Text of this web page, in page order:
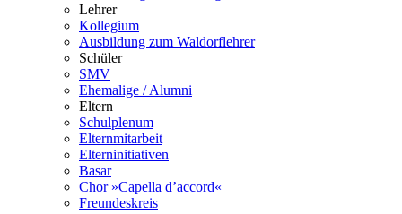
Lehrer
Kollegium
Ausbildung zum Waldorflehrer
Schüler
SMV
Ehemalige / Alumni
Eltern
Schulplenum
Elternmitarbeit
Elterninitiativen
Basar
Chor »Capella d’accord«
Freundeskreis